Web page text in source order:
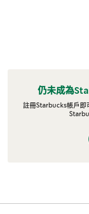
仍未成為
註冊Starbucks帳戶即